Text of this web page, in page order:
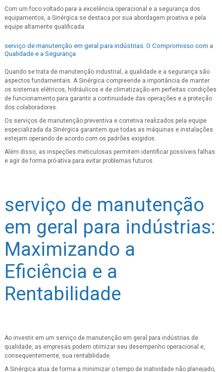
Com um foco voltado para a excelência operacional e a segurança dos
equipamentos, a Sinérgica se destaca por sua abordagem proativa e pela
equipe altamente qualificada.
serviço de manutenção em geral para indústrias: O Compromisso com a
Qualidade e a Segurança
Quando se trata de manutenção industrial, a qualidade e a segurança são
aspectos fundamentais. A Sinérgica compreende a importância de manter
os sistemas elétricos, hidráulicos e de climatização em perfeitas condições
de funcionamento para garantir a continuidade das operações e a proteção
dos colaboradores.
Os serviços de manutenção preventiva e corretiva realizados pela equipe
especializada da Sinérgica garantem que todas as máquinas e instalações
estejam operando de acordo com os padrões exigidos.
Além disso, as inspeções meticulosas permitem identificar possíveis falhas
e agir de forma pró-ativa para evitar problemas futuros.
serviço de manutenção
em geral para indústrias:
Maximizando a
Eficiência e a
Rentabilidade
Ao investir em um serviço de manutenção em geral para indústrias de
qualidade, as empresas podem otimizar seu desempenho operacional e,
consequentemente, sua rentabilidade.
A Sinérgica atua de forma a minimizar o tempo de inatividade não planejado,